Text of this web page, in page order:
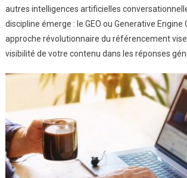
autres intelligences artificielles
discipline émerge : le GEO ou Generative
approche révolutionnaire du référencement
visibilité de votre contenu dans les réponses